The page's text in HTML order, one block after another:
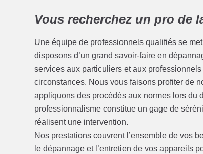
Vous recherchez un pro de
Une équipe de professionnels qualifiés se
disposons d’un grand savoir-faire en
services aux particuliers et aux
circonstances. Nous vous faisons profiter de
appliquons des procédés aux normes lors du
professionnalisme constitue un gage de
réalisent une intervention.
Nos prestations couvrent l’ensemble de vos
le dépannage et l’entretien de vos appareils